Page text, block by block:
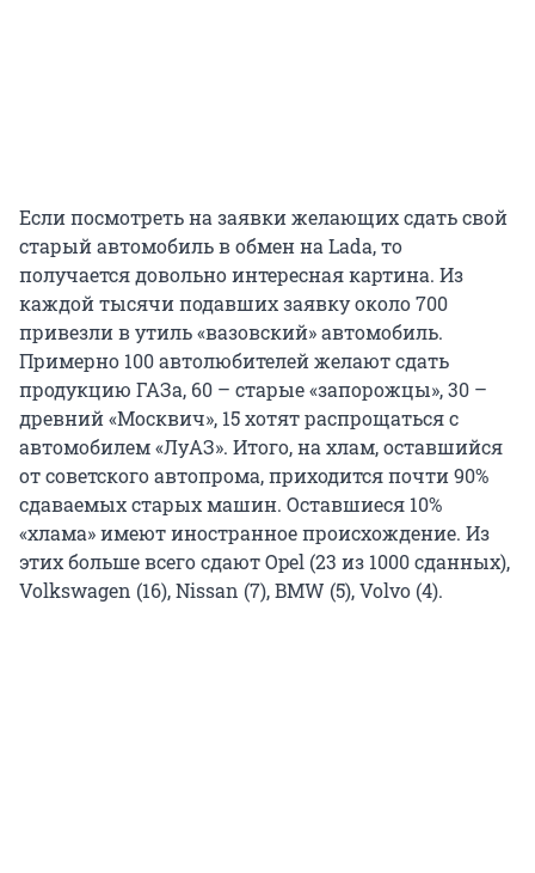
Если посмотреть на заявки желающих сдать свой
старый автомобиль в обмен на Lada, то
получается довольно интересная картина. Из
каждой тысячи подавших заявку около 700
привезли в утиль «вазовский» автомобиль.
Примерно 100 автолюбителей желают сдать
продукцию ГАЗа, 60 – старые «запорожцы», 30 –
древний «Москвич», 15 хотят распрощаться с
автомобилем «ЛуАЗ». Итого, на хлам, оставшийся
от советского автопрома, приходится почти 90%
сдаваемых старых машин. Оставшиеся 10%
«хлама» имеют иностранное происхождение. Из
этих больше всего сдают Opel (23 из 1000 сданных),
Volkswagen (16), Nissan (7), BMW (5), Volvo (4).